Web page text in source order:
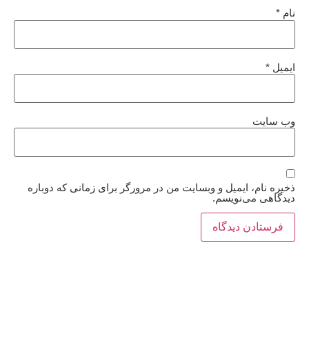
نام *
ایمیل *
وب‌ سایت
ذخیره نام، ایمیل و وبسایت من در مرورگر برای زمانی که دوباره
دیدگاهی می‌نویسم.